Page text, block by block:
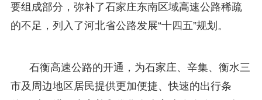
要组成部分，弥补了石家庄东南区域高速公路稀疏
的不足，列入了河北省公路发展“十四五”规划。
石衡高速公路的开通，为石家庄、辛集、衡水三
市及周边地区居民提供更加便捷、快速的出行条